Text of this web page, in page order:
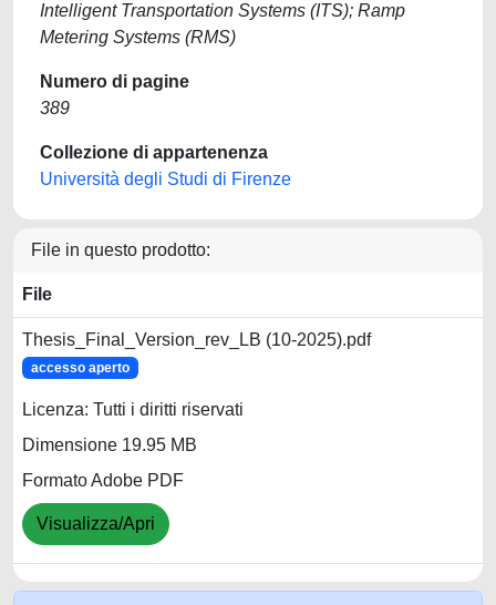
Intelligent Transportation Systems (ITS); Ramp
Metering Systems (RMS)
Numero di pagine
389
Collezione di appartenenza
Università degli Studi di Firenze
File in questo prodotto:
File
Thesis_Final_Version_rev_LB (10-2025).pdf
accesso aperto
Licenza: Tutti i diritti riservati
Dimensione 19.95 MB
Formato Adobe PDF
Visualizza/Apri